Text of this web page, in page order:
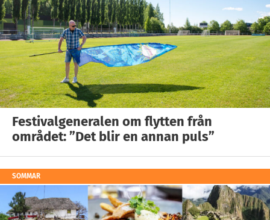
Festivalgeneralen om flytten från
området: ”Det blir en annan puls”
SOMMAR